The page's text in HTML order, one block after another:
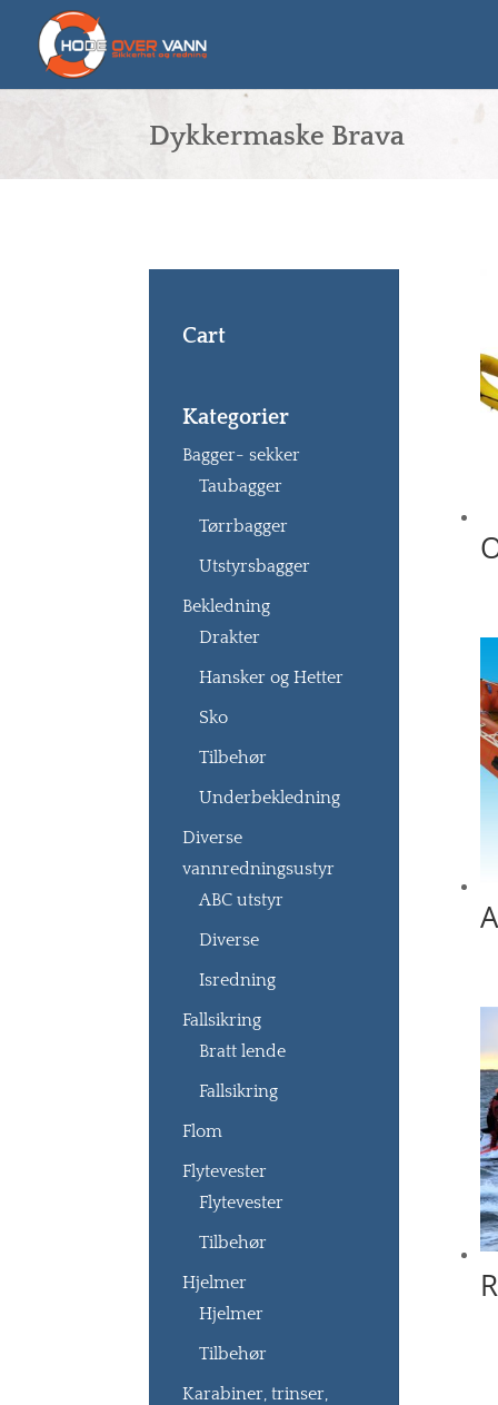
Dykkermaske Brava
Cart
Kategorier
Bagger- sekker
Taubagger
Tørrbagger
Utstyrsbagger
Bekledning
Drakter
Hansker og Hetter
Sko
Tilbehør
Underbekledning
Diverse
vannredningsustyr
ABC utstyr
Diverse
Isredning
Fallsikring
Bratt lende
Fallsikring
Flom
Flytevester
Flytevester
Tilbehør
Hjelmer
Hjelmer
Tilbehør
Karabiner, trinser,